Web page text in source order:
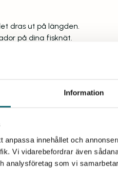
Information
anpassa innehållet och
Vi vidarebefordrar även
analysföretag som vi
dras ut på längden.
på dina fisknät.
med en ”krok”. Ofta är det i
Laxens fisknätskola.
av fisknät har vi ett
som kan levereras